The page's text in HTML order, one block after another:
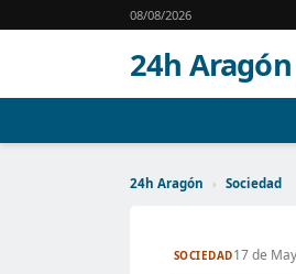
08/08/2026
24h Aragón
24h Aragón › Sociedad
SOCIEDAD17 de